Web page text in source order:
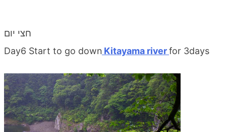
くまのバックパッカーズ
blog
חצי יום
Day6 Start to go down Kitayama riverfor 3days